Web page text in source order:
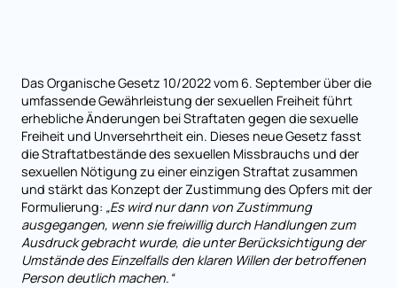
Das Organische Gesetz 10/2022 vom 6. September über die
umfassende Gewährleistung der sexuellen Freiheit führt
erhebliche Änderungen bei Straftaten gegen die sexuelle
Freiheit und Unversehrtheit ein. Dieses neue Gesetz fasst
die Straftatbestände des sexuellen Missbrauchs und der
sexuellen Nötigung zu einer einzigen Straftat zusammen
und stärkt das Konzept der Zustimmung des Opfers mit der
Formulierung: „Es wird nur dann von Zustimmung
ausgegangen, wenn sie freiwillig durch Handlungen zum
Ausdruck gebracht wurde, die unter Berücksichtigung der
Umstände des Einzelfalls den klaren Willen der betroffenen
Person deutlich machen.“